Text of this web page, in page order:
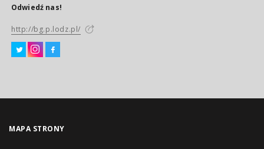
Odwiedź nas!
http://bg.p.lodz.pl/
MAPA STRONY